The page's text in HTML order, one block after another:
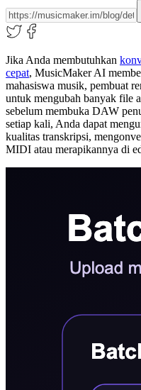
Jika Anda membutuhkan
cepat, MusicMaker AI
mahasiswa musik, pembuat
untuk mengubah banyak file
sebelum membuka DAW
setiap kali, Anda dapat
kualitas transkripsi,
MIDI atau merapikannya di